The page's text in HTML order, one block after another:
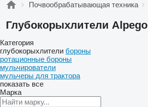
Почвообрабатывающая техника
Глубокорыхлители Alpego
Категория
глубокорыхлители бороны
ротационные бороны
мульчирователи
мульчеры для трактора
показать все
Марка